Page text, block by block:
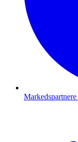
Markedspartnere